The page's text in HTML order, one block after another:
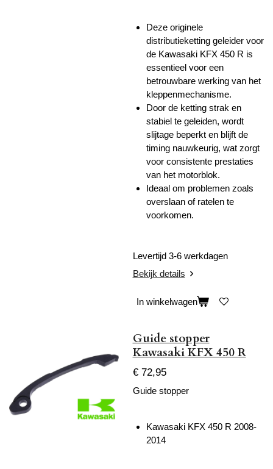
Deze originele
distributieketting geleider voor
de Kawasaki KFX 450 R is
essentieel voor een
betrouwbare werking van het
kleppenmechanisme.
Door de ketting strak en
stabiel te geleiden, wordt
slijtage beperkt en blijft de
timing nauwkeurig, wat zorgt
voor consistente prestaties
van het motorblok.
Ideaal om problemen zoals
overslaan of ratelen te
voorkomen.
Levertijd 3-6 werkdagen
Bekijk details
In winkelwagen
Guide stopper
Kawasaki KFX 450 R
€ 72,95
Guide stopper
Kawasaki KFX 450 R 2008-
2014